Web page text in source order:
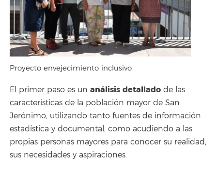
Proyecto envejecimiento inclusivo
El primer paso es un análisis detallado de las
características de la población mayor de San
Jerónimo, utilizando tanto fuentes de información
estadística y documental, como acudiendo a las
propias personas mayores para conocer su realidad,
sus necesidades y aspiraciones.